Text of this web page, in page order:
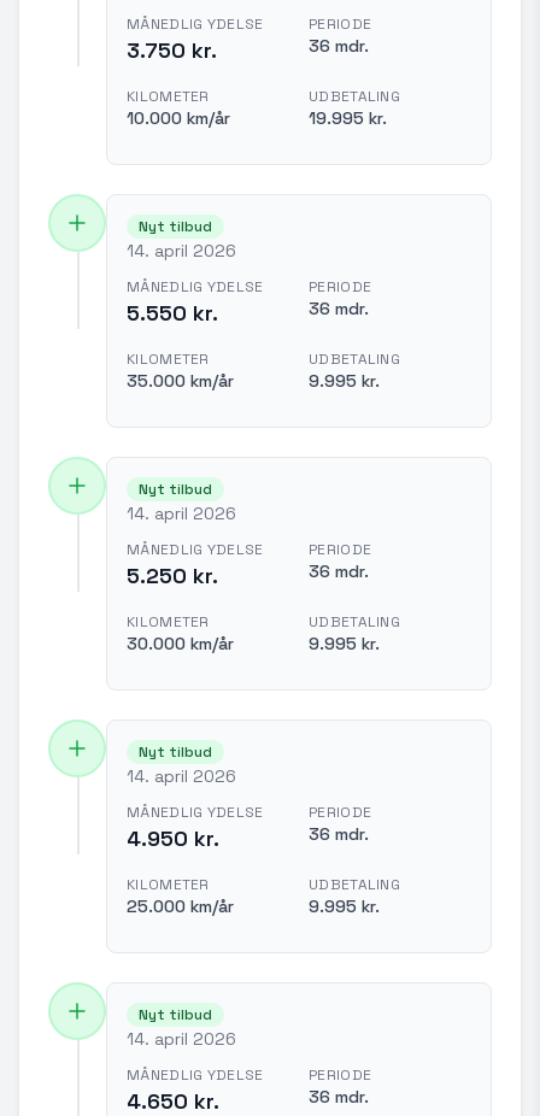
MÅNEDLIG YDELSE
3.750 kr.
PERIODE
36 mdr.
KILOMETER
10.000 km/år
UDBETALING
19.995 kr.
Nyt tilbud
14. april 2026
MÅNEDLIG YDELSE
5.550 kr.
PERIODE
36 mdr.
KILOMETER
35.000 km/år
UDBETALING
9.995 kr.
Nyt tilbud
14. april 2026
MÅNEDLIG YDELSE
5.250 kr.
PERIODE
36 mdr.
KILOMETER
30.000 km/år
UDBETALING
9.995 kr.
Nyt tilbud
14. april 2026
MÅNEDLIG YDELSE
4.950 kr.
PERIODE
36 mdr.
KILOMETER
25.000 km/år
UDBETALING
9.995 kr.
Nyt tilbud
14. april 2026
MÅNEDLIG YDELSE
4.650 kr.
PERIODE
36 mdr.